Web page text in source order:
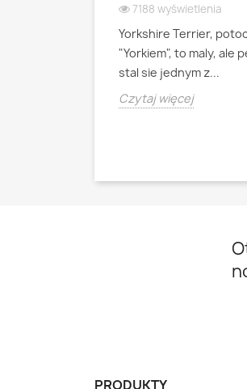
7188 wyświetlenia
Yorkshire Terrier,
"Yorkiem", to maly, ale
stal sie jednym z...
Czytaj więcej
PRODUKTY